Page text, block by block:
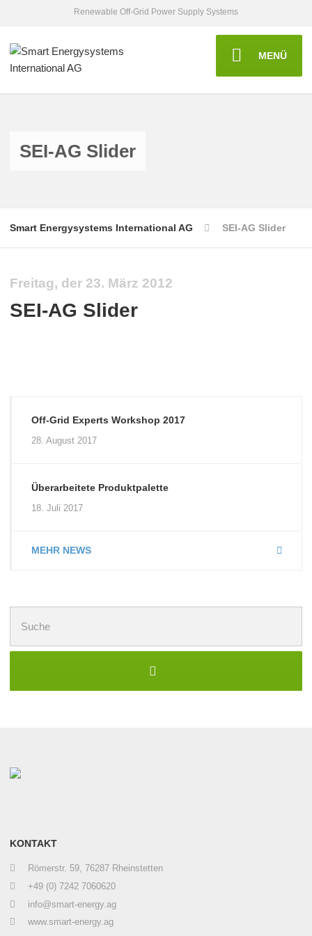
Renewable Off-Grid Power Supply Systems
MENÜ
SEI-AG Slider
Smart Energysystems International AG SEI-AG Slider
Freitag, der 23. März 2012
SEI-AG Slider
Off-Grid Experts Workshop 2017
28. August 2017
Überarbeitete Produktpalette
18. Juli 2017
MEHR NEWS
nach:
KONTAKT
Römerstr. 59, 76287 Rheinstetten
+49 (0) 7242 7060620
info@smart-energy.ag
www.smart-energy.ag